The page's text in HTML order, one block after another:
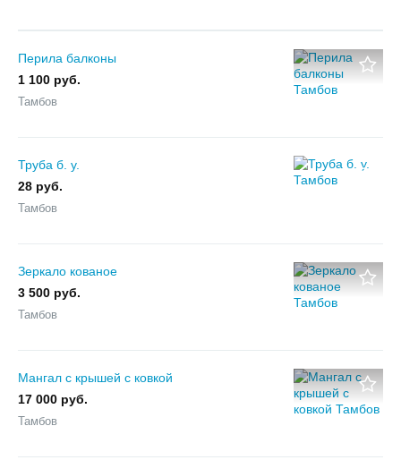
Перила балконы
1 100 руб.
Тамбов
Труба б. у.
28 руб.
Тамбов
Зеркало кованое
3 500 руб.
Тамбов
Мангал с крышей с ковкой
17 000 руб.
Тамбов